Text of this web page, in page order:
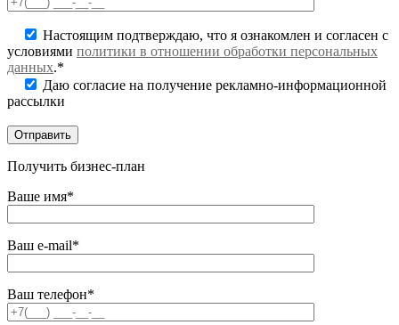
Настоящим подтверждаю, что я ознакомлен и согласен с
условиями политики в отношении обработки персональных
данных.*
Даю согласие на получение рекламно-информационной
рассылки
Получить бизнес-план
Ваше имя*
Ваш e-mail*
Ваш телефон*